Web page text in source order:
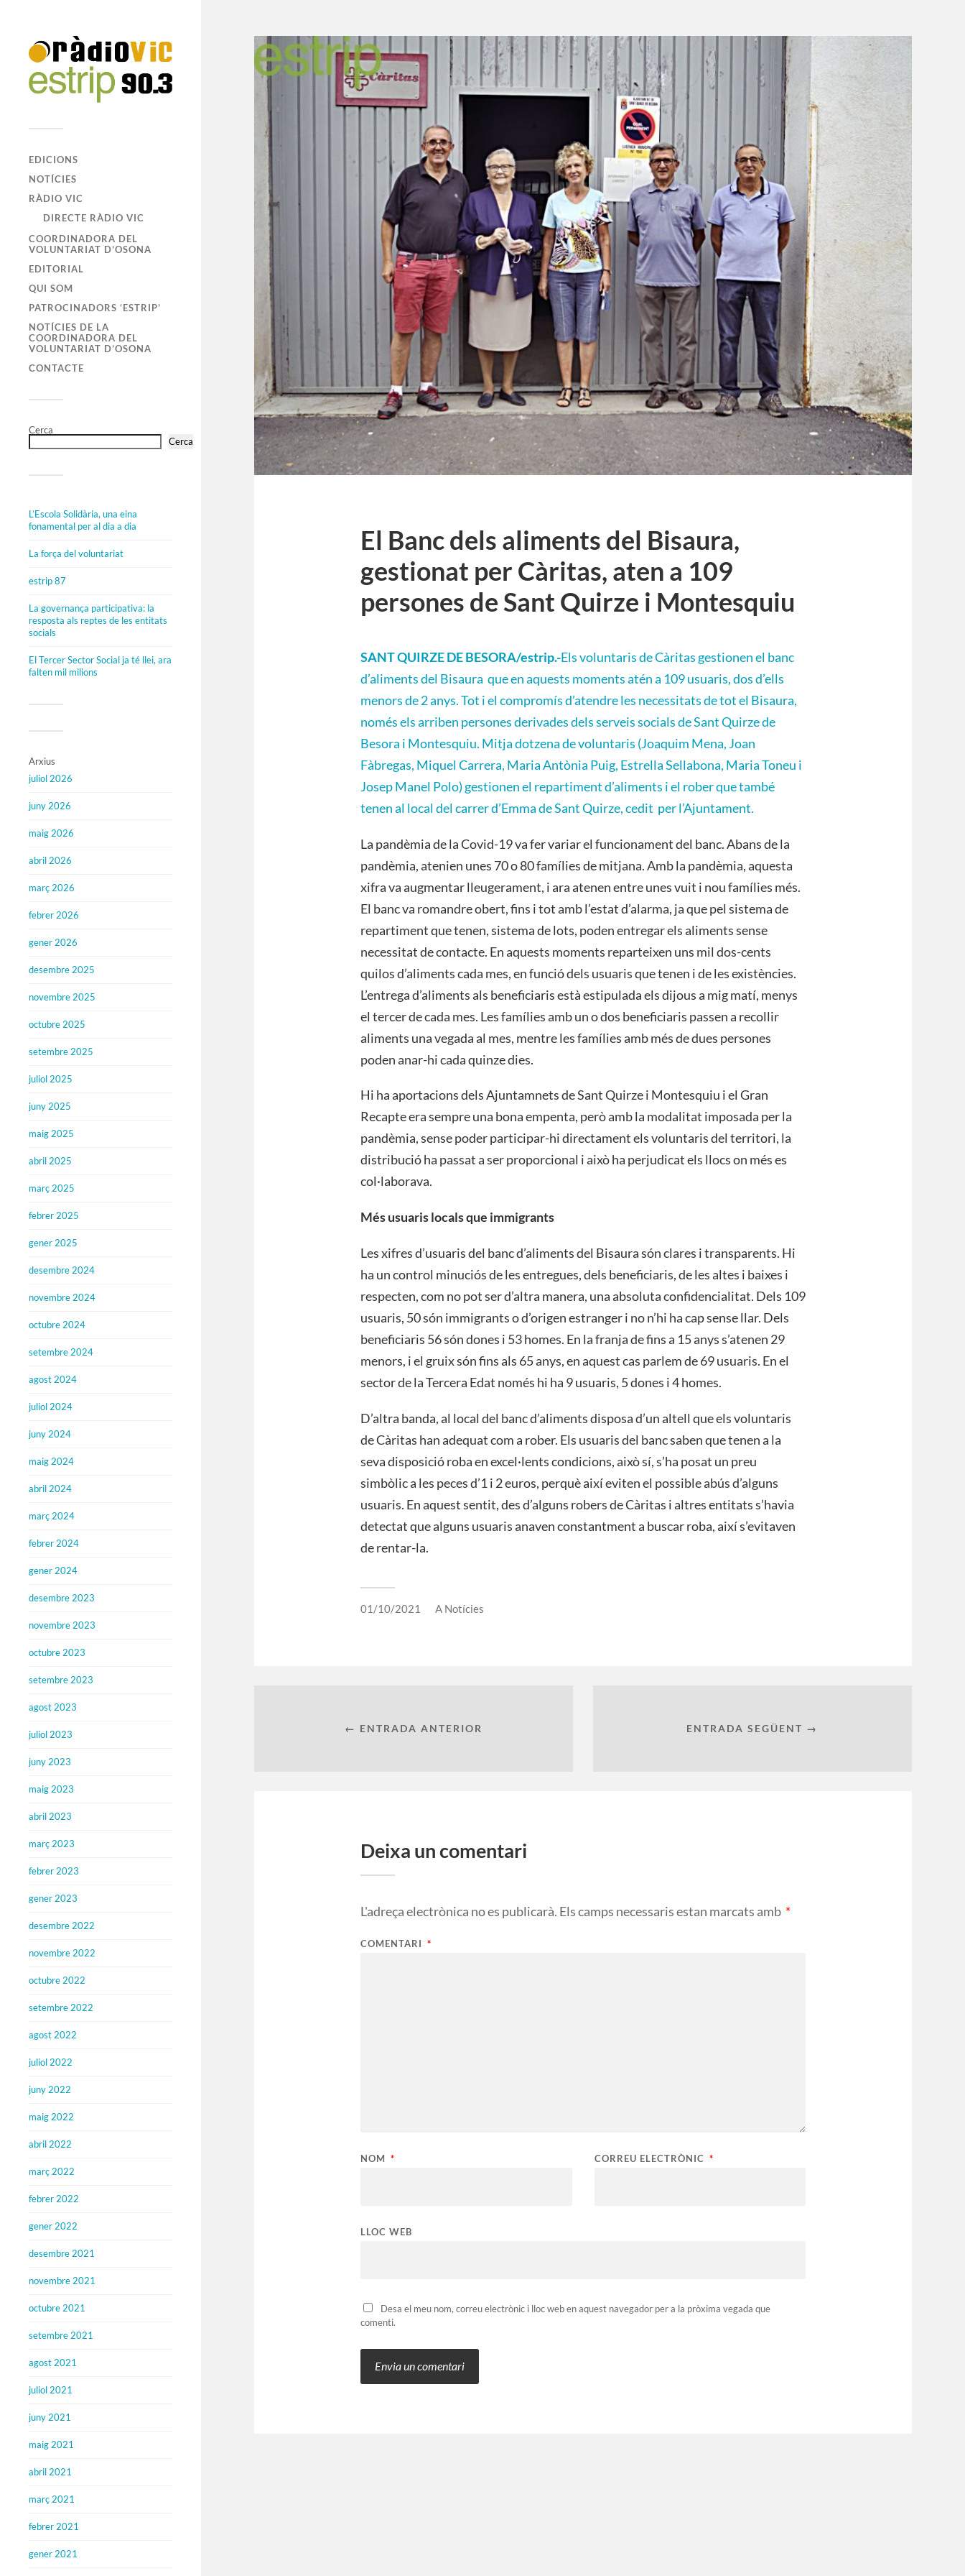
EDICIONS
NOTÍCIES
RÀDIO VIC
DIRECTE RÀDIO VIC
COORDINADORA DEL
VOLUNTARIAT D’OSONA
EDITORIAL
QUI SOM
PATROCINADORS ‘ESTRIP’
NOTÍCIES DE LA
COORDINADORA DEL
VOLUNTARIAT D’OSONA
CONTACTE
Cerca
Cerca
L’Escola Solidària, una eina
fonamental per al dia a dia
La força del voluntariat
estrip 87
La governança participativa: la
resposta als reptes de les entitats
socials
El Tercer Sector Social ja té llei, ara
falten mil milions
Arxius
juliol 2026
juny 2026
maig 2026
abril 2026
març 2026
febrer 2026
gener 2026
desembre 2025
novembre 2025
octubre 2025
setembre 2025
juliol 2025
juny 2025
maig 2025
abril 2025
març 2025
febrer 2025
gener 2025
desembre 2024
novembre 2024
octubre 2024
setembre 2024
agost 2024
juliol 2024
juny 2024
maig 2024
abril 2024
març 2024
febrer 2024
gener 2024
desembre 2023
novembre 2023
octubre 2023
setembre 2023
agost 2023
juliol 2023
juny 2023
maig 2023
abril 2023
març 2023
febrer 2023
gener 2023
desembre 2022
novembre 2022
octubre 2022
setembre 2022
agost 2022
juliol 2022
juny 2022
maig 2022
abril 2022
març 2022
febrer 2022
gener 2022
desembre 2021
novembre 2021
octubre 2021
setembre 2021
agost 2021
juliol 2021
juny 2021
maig 2021
abril 2021
març 2021
febrer 2021
gener 2021
El Banc dels aliments del Bisaura,
gestionat per Càritas, aten a 109
persones de Sant Quirze i Montesquiu
SANT QUIRZE DE BESORA/estrip.-Els voluntaris de Càritas gestionen el banc
d’aliments del Bisaura que en aquests moments atén a 109 usuaris, dos d’ells
menors de 2 anys. Tot i el compromís d’atendre les necessitats de tot el Bisaura,
només els arriben persones derivades dels serveis socials de Sant Quirze de
Besora i Montesquiu. Mitja dotzena de voluntaris (Joaquim Mena, Joan
Fàbregas, Miquel Carrera, Maria Antònia Puig, Estrella Sellabona, Maria Toneu i
Josep Manel Polo) gestionen el repartiment d’aliments i el rober que també
tenen al local del carrer d’Emma de Sant Quirze, cedit per l’Ajuntament.
La pandèmia de la Covid-19 va fer variar el funcionament del banc. Abans de la
pandèmia, atenien unes 70 o 80 famílies de mitjana. Amb la pandèmia, aquesta
xifra va augmentar lleugerament, i ara atenen entre unes vuit i nou famílies més.
El banc va romandre obert, fins i tot amb l’estat d’alarma, ja que pel sistema de
repartiment que tenen, sistema de lots, poden entregar els aliments sense
necessitat de contacte. En aquests moments reparteixen uns mil dos-cents
quilos d’aliments cada mes, en funció dels usuaris que tenen i de les existències.
L’entrega d’aliments als beneficiaris està estipulada els dijous a mig matí, menys
el tercer de cada mes. Les famílies amb un o dos beneficiaris passen a recollir
aliments una vegada al mes, mentre les famílies amb més de dues persones
poden anar-hi cada quinze dies.
Hi ha aportacions dels Ajuntamnets de Sant Quirze i Montesquiu i el Gran
Recapte era sempre una bona empenta, però amb la modalitat imposada per la
pandèmia, sense poder participar-hi directament els voluntaris del territori, la
distribució ha passat a ser proporcional i això ha perjudicat els llocs on més es
col·laborava.
Més usuaris locals que immigrants
Les xifres d’usuaris del banc d’aliments del Bisaura són clares i transparents. Hi
ha un control minuciós de les entregues, dels beneficiaris, de les altes i baixes i
respecten, com no pot ser d’altra manera, una absoluta confidencialitat. Dels 109
usuaris, 50 són immigrants o d’origen estranger i no n’hi ha cap sense llar. Dels
beneficiaris 56 són dones i 53 homes. En la franja de fins a 15 anys s’atenen 29
menors, i el gruix són fins als 65 anys, en aquest cas parlem de 69 usuaris. En el
sector de la Tercera Edat només hi ha 9 usuaris, 5 dones i 4 homes.
D’altra banda, al local del banc d’aliments disposa d’un altell que els voluntaris
de Càritas han adequat com a rober. Els usuaris del banc saben que tenen a la
seva disposició roba en excel·lents condicions, això sí, s’ha posat un preu
simbòlic a les peces d’1 i 2 euros, perquè així eviten el possible abús d’alguns
usuaris. En aquest sentit, des d’alguns robers de Càritas i altres entitats s’havia
detectat que alguns usuaris anaven constantment a buscar roba, així s’evitaven
de rentar-la.
01/10/2021 A Notícies
← ENTRADA ANTERIOR ENTRADA SEGÜENT →
Deixa un comentari
L'adreça electrònica no es publicarà. Els camps necessaris estan marcats amb *
COMENTARI *
NOM * CORREU ELECTRÒNIC *
LLOC WEB
Desa el meu nom, correu electrònic i lloc web en aquest navegador per a la pròxima vegada que
comenti.